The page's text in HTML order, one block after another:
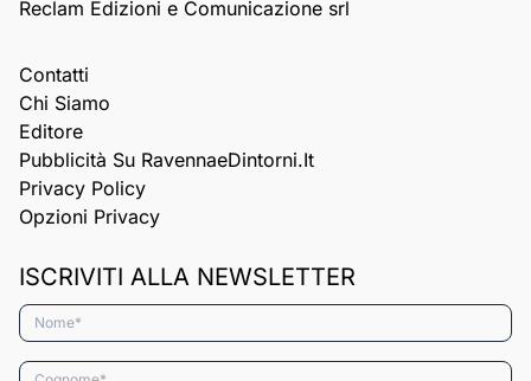
Reclam Edizioni e Comunicazione srl
Contatti
Chi Siamo
Editore
Pubblicità Su RavennaeDintorni.it
Privacy Policy
Opzioni Privacy
ISCRIVITI ALLA NEWSLETTER
Nome*
Cognome*